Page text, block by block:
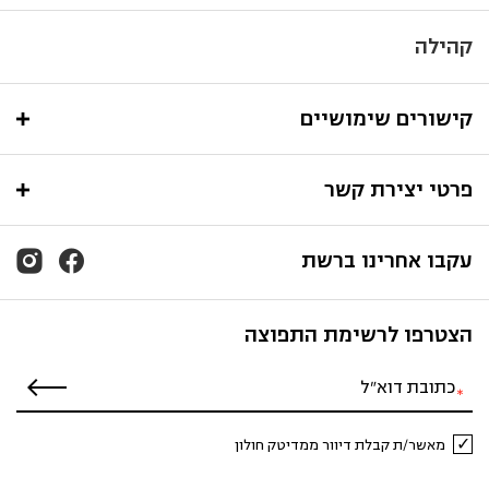
קהילה
קישורים שימושיים
פרטי יצירת קשר
עקבו אחרינו ברשת
הצטרפו לרשימת התפוצה
מאשר/ת קבלת דיוור ממדיטק חולון